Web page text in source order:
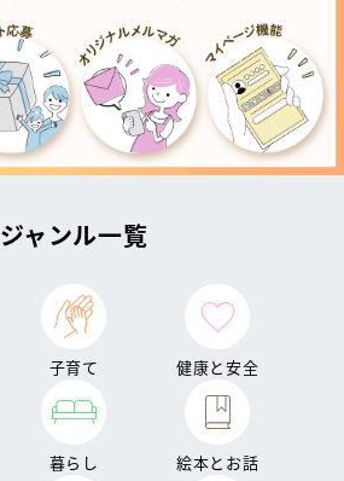
ジャンル一覧
子育て 健康と安全
暮らし 絵本とお話